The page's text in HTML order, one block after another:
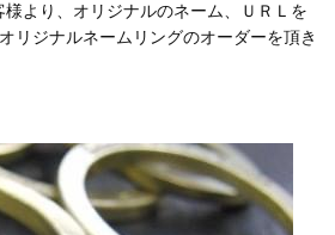
様より、オリジナルのネーム、ＵＲＬを
リジナルネームリングのオーダーを頂き